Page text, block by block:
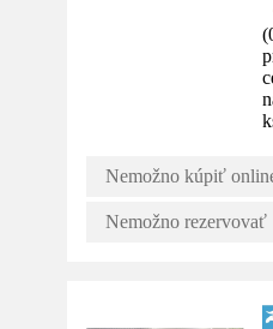
(
Nemožno kúpiť
Nemožno rezervovať